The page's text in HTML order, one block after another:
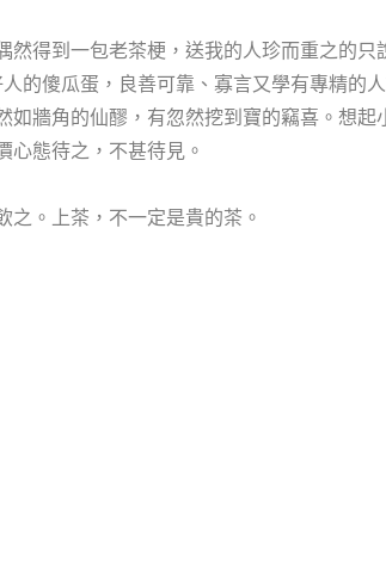
得到一包老茶梗，送我的人珍而重之的只
的傻瓜蛋，良善可靠、寡言又學有專精的
如牆角的仙醪，有忽然挖到寶的竊喜。想
心態待之，不甚待見。
。上茶，不一定是貴的茶。